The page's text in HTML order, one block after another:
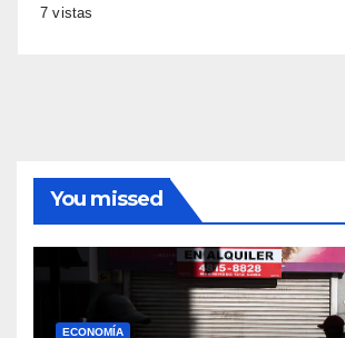
7 vistas
You missed
ECONOMÍA